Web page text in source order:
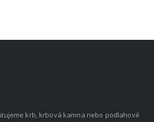
krb, krbová kamna nebo podlahové